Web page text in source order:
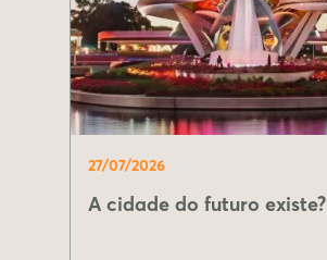
27/07/2026
A cidade do futuro existe?